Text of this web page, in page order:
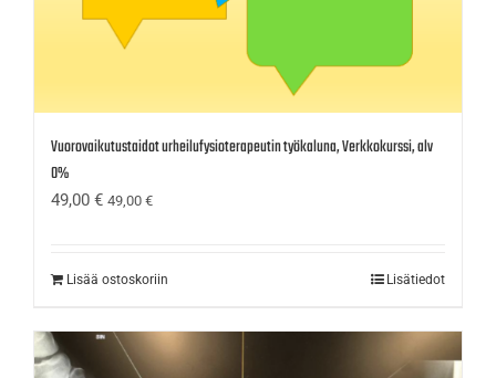
Vuorovaikutustaidot urheilufysioterapeutin työkaluna, Verkkokurssi, alv
0%
49,00 € 49,00 €
Lisää ostoskoriin Lisätiedot